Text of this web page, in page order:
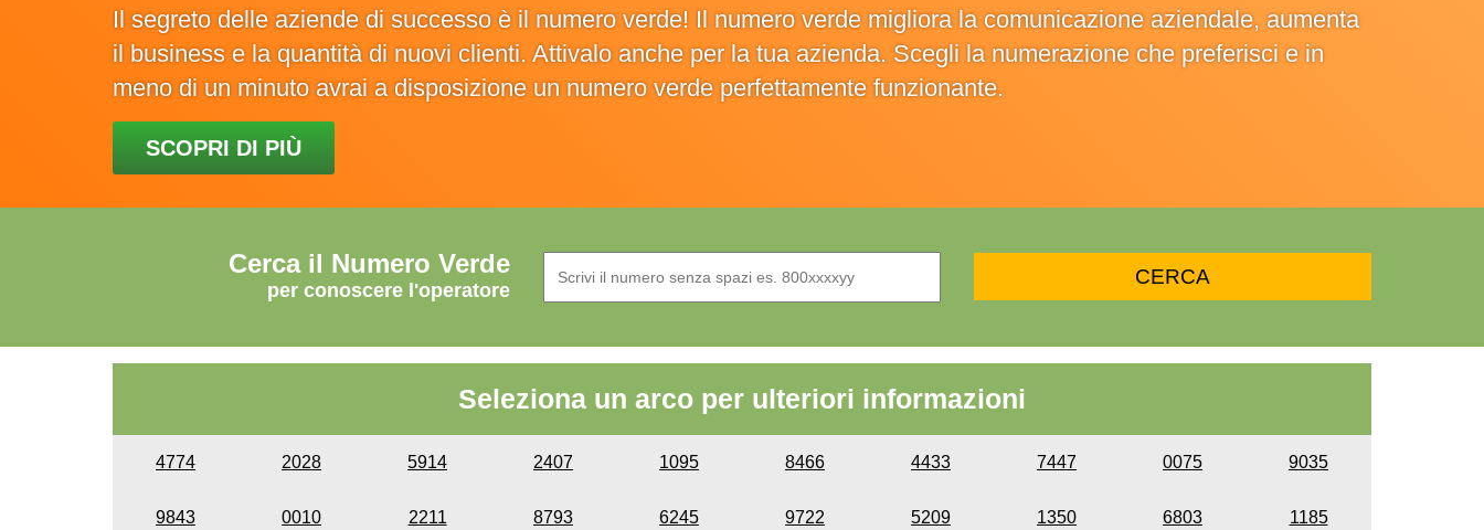
Il segreto delle aziende di successo è il numero verde! Il numero verde migliora la comunicazione aziendale, aumenta
il business e la quantità di nuovi clienti. Attivalo anche per la tua azienda. Scegli la numerazione che preferisci e in
meno di un minuto avrai a disposizione un numero verde perfettamente funzionante.
SCOPRI DI PIÙ
Cerca il Numero Verde
per conoscere l'operatore
Seleziona un arco per ulteriori informazioni
4774 2028 5914 2407 1095 8466 4433 7447 0075 9035
9843 0010 2211 8793 6245 9722 5209 1350 6803 1185